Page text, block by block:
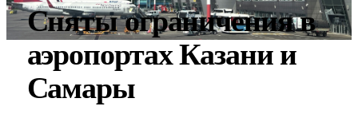
Сняты ограничения в
аэропортах Казани и
Самары